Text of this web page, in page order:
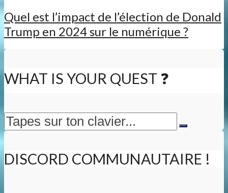
Quel est l’impact de l’élection de Donald
Trump en 2024 sur le numérique ?
WHAT IS YOUR QUEST ❓
DISCORD COMMUNAUTAIRE !